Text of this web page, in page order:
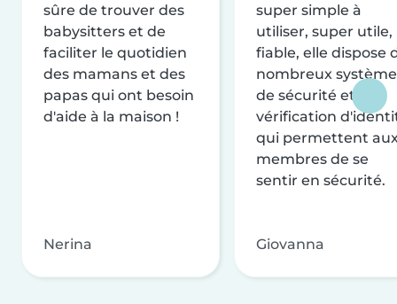
sûre de trouver des
babysitters et de
faciliter le quotidien
des mamans et des
papas qui ont besoin
d'aide à la maison !
Nerina
super simple à
utiliser, super utile,
fiable, elle dispose
nombreux
de sécurité et de
vérification
qui permettent
membres de se
sentir en sécurité.
Giovanna